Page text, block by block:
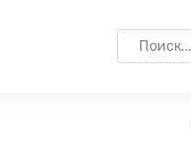
Search
for: